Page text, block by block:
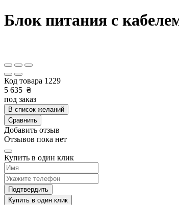
Блок питания с
Код товара 1229
5 635 ₴
под заказ
В список желаний
Сравнить
Добавить отзыв
Отзывов пока нет
Купить в один клик
Подтвердить
Купить в один клик